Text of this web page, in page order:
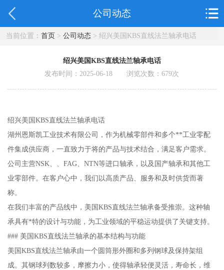
公司动态
当前位置： 首页> 公司动态> 绍兴美国KBS直线法兰轴承电话
绍兴美国KBS直线法兰轴承电话
发布时间：2025-06-18 浏览次数：679次
绍兴美国KBS直线法兰轴承电话
湖州恩斯凯工业技术有限公司，作为机械零部件和多个**工业零配
件集成供应商，一直致力于将的产品与技术结合，满足客户需求。
公司主营NSK、、FAG、NTN等进口轴承，以及国产轴承和其他工
业零部件。在客户心中，我们以高质产品、服务和及时供货而著
称。
在我们丰富的产品线中，美国KBS直线法兰轴承备受推崇。这种轴
承具有*特的设计与功能，为工业领域的平稳运动提供了关键支持。
### 美国KBS直线法兰轴承的基本结构与功能
美国KBS直线法兰轴承由一个圆筒形外圈和多列钢球及保持架组
成。其钢球列数较多，摩擦力小，使得轴承轻便灵活，寿命长，维